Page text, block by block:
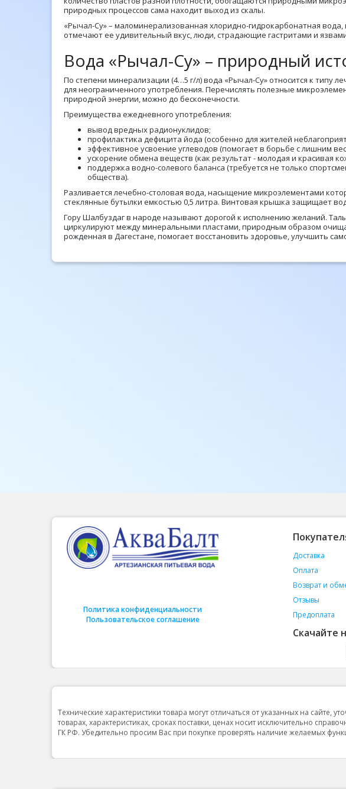
природных процессов сама находит выход из скалы.
«Рычал-Су» – маломинерализованная хлоридно-гидрокарбонатная
отмечают ее удивительный вкус, люди, страдающие гастритами и
Вода «Рычал-Су» – природный
По степени минерализации (4…5 г/л) вода «Рычал-Су» относится к типу
для неограниченного употребления. Перечислять полезные
природной энергии, можно до бесконечности.
Преимущества ежедневного употребления:
вывод вредных радионуклидов;
профилактика дефицита йода (особенно для жителей
эффективное усвоение углеводов (помогает в борьбе с лишним
ускорение обмена веществ (как результат - молодая и красивая
поддержка водно-солевого баланса (требуется не только
общества).
Разливается лечебно-столовая вода, насыщение микроэлементами
стеклянные бутылки емкостью 0,5 литра. Винтовая крышка защищает
Гору Шалбуздаг в народе называют дорогой к исполнению желаний.
циркулируют между минеральными пластами, природным образом
рожденная в Дагестане, помогает восстановить здоровье, улучшить
Политика конфиденциальности
Пользовательское соглашение
Доставка
Оплата
Возврат и
Отзывы
Предоплата
Скачайте
Технические характеристики товара могут отличаться от указанных на сайте,
товарах, характеристиках, сроках поставки, ценах носит исключительно
ГК РФ. Убедительно просим Вас при покупке проверять наличие желаемых